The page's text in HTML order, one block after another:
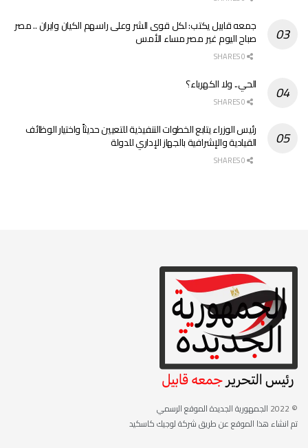
جمعه قابيل يكتب: لكل قوى الشر وعلى راسهم الكيان وايران .. مصر
صباح اليوم غير مصر مساء الأمس
الحي.. ولا الكهرباء؟
رئيس الوزراء يتابع الخطوات التنفيذية للتعيين حديثاً واختيار الوظائف
القيادية والإشرافية بالجهاز الإداري للدولة
© 2022
الجمهورية الجديدة الموقع الرسمي
تم انشاء هذا الموقع عن طريق شركة لوجيك كاسكيد